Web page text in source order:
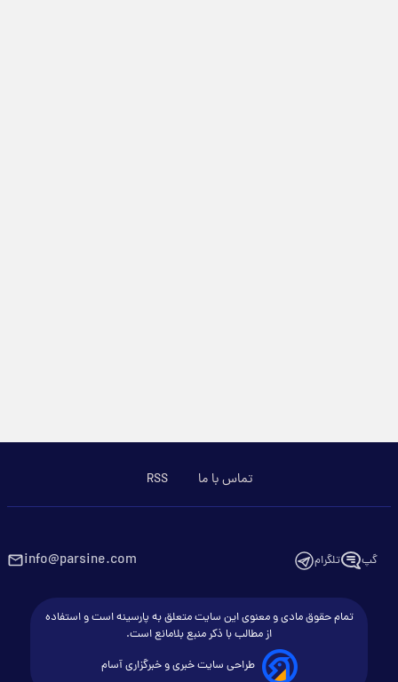
تماس با ما RSS
گپ تلگرام info@parsine.com
تمام حقوق مادی و معنوی این سایت متعلق به پارسینه است و استفاده
از مطالب با ذکر منبع بلامانع است.
طراحی سایت خبری و خبرگزاری آسام